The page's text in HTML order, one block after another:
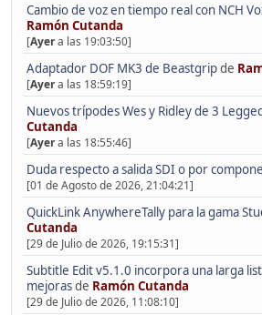
Cambio de voz en tiempo real con NCH
Ramón Cutanda
[Ayera las 19:03:50]
Adaptador DOF MK3 de Beastgripde
[Ayera las 18:59:19]
Nuevos trípodes Wes y Ridley de 3
Cutanda
[Ayera las 18:55:46]
Duda respecto a salida SDI o por
[01 de Agosto de 2026, 21:04:21]
QuickLink AnywhereTally para la gama
Cutanda
[29 de Julio de 2026, 19:15:31]
Subtitle Edit v5.1.0 incorpora una larga
mejorasde Ramón Cutanda
[29 de Julio de 2026, 11:08:10]